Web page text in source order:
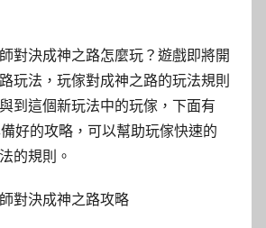
對決成神之路怎麼玩？遊戲即將開
玩法，玩傢對成神之路的玩法規則
到這個新玩法中的玩傢，下面有
好的攻略，可以幫助玩傢快速的
的規則。
對決成神之路攻略